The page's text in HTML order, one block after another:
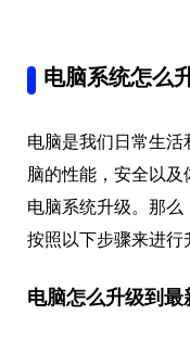
电脑系统怎么
电脑是我们日常生
脑的性能，安全以
电脑系统升级。那么
按照以下步骤来进行
电脑怎么升级到最